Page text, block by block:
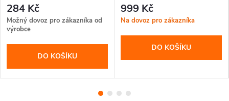
284 Kč
Možný dovoz pro zákazníka od
výrobce
DO KOŠÍKU
suchých potravin, Dávkovač
cereálií, Gravitační koše pro
999 Kč
Na dovoz pro zákazníka
DO KOŠÍKU